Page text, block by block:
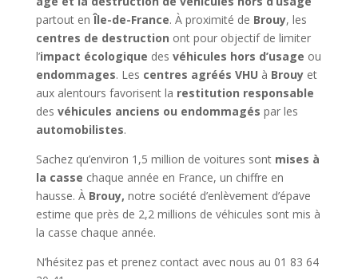
partout enÎle-de-France. À proximité de Brouy, les
centres de destruction ont pour objectif de limiter
l’impact écologique des véhicules hors d’usage ou
endommages. Les centres agréés VHU à Brouyet
aux alentours favorisent la restitution responsable
des véhicules anciens ou endommagés par les
automobilistes.
Sachez qu’environ 1,5 million de voitures sont mises à
la casse chaque année en France, un chiffre en
hausse. À Brouy, notre société d’enlèvement d’épave
estime que près de 2,2 millions de véhicules sont mis à
la casse chaque année.
N’hésitez pas et prenez contact avec nous au 01 83 64